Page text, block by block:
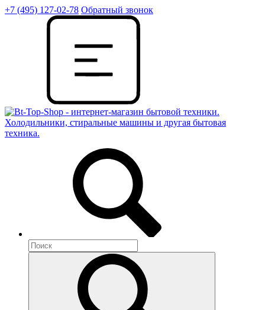
+7 (495) 127-02-78 Обратный звонок